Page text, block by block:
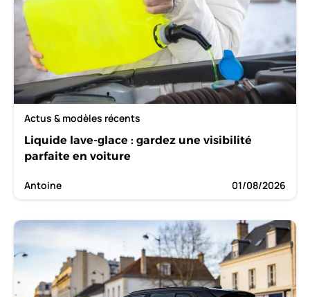
Actus & modèles récents
Liquide lave-glace : gardez une visibilité
parfaite en voiture
Antoine 01/08/2026